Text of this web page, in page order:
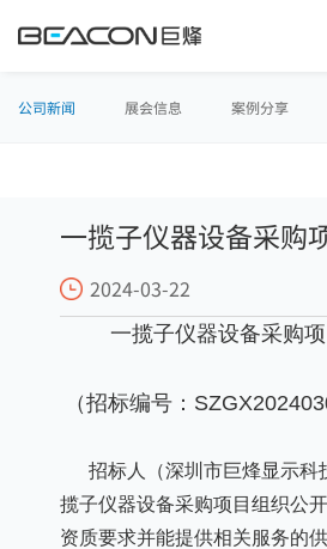
公司新闻 展会信息 案例分享
一揽子仪器设备采购
2024-03-22
一揽子仪器设备采购
（招标编号：
招标人（深圳市巨烽显示科
揽子仪器设备采购项目组织公
资质要求并能提供相关服务的